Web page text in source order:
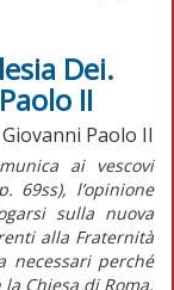
Dei.
II
Giovanni Paolo II
ai vescovi
69ss), l’opinione
sulla nuova
alla Fraternità
necessari perché
Chiesa di Roma.